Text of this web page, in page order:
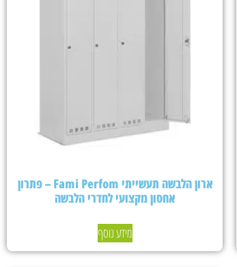
ארון הלבשה תעשייתי Fami Perfom – פתרון
אחסון מקצועי לחדרי הלבשה
מידע נוסף